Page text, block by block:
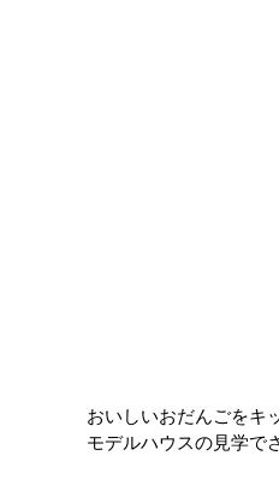
おいしいおだんごをキ
モデルハウスの見学で